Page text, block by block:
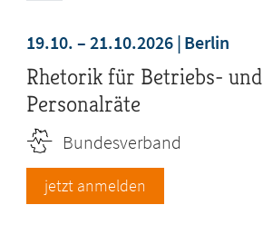
19.10. – 21.10.2026 Berlin
Rhetorik für Betriebs- und
Personalräte
Bundesverband
jetzt anmelden